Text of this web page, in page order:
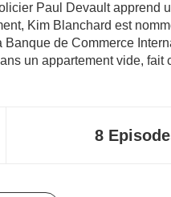
Paul Devault apprend
Kim Blanchard est
de Commerce
un appartement vide, fait
8